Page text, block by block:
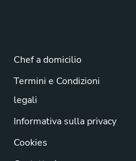
Chef a domicilio
Termini e Condizioni
legali
Informativa sulla privacy
Cookies